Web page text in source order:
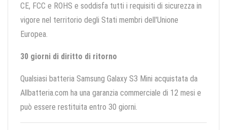
CE, FCC e ROHS e soddisfa tutti i requisiti di sicurezza in
vigore nel territorio degli Stati membri dell'Unione
Europea.
30 giorni di diritto di ritorno
Qualsiasi batteria Samsung Galaxy S3 Mini acquistata da
Allbatteria.com ha una garanzia commerciale di 12 mesi e
può essere restituita entro 30 giorni.